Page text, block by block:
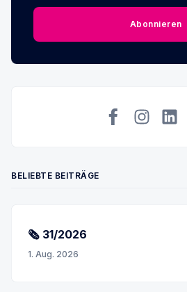
Abonnieren
BELIEBTE BEITRÄGE
🗞 31/2026
1. Aug. 2026